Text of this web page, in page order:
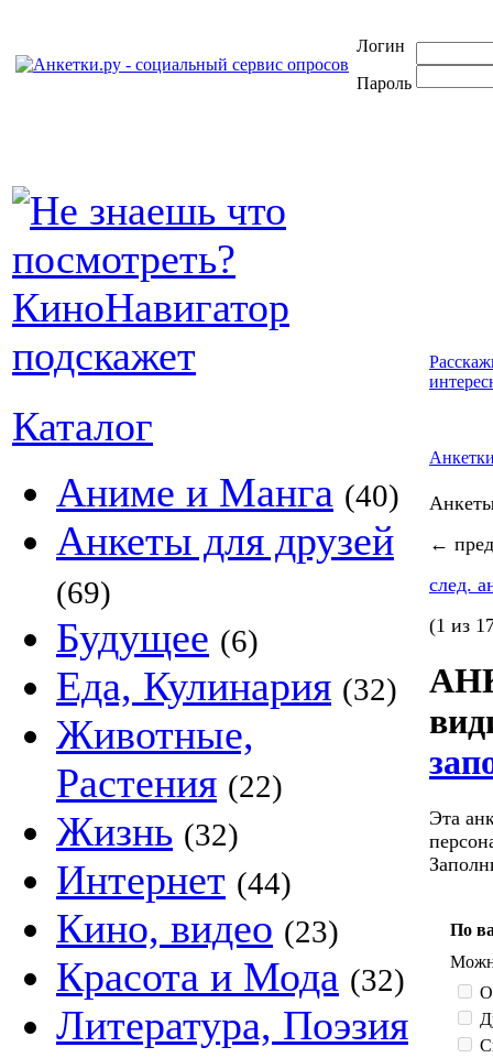
Логин
Пароль
Каталог
Аниме и Манга (40)
Анкеты для друзей
(69)
Будущее (6)
Еда, Кулинария (32)
Животные,
Растения (22)
Жизнь (32)
Интернет (44)
Кино, видео (23)
Красота и Мода (32)
Литература, Поэзия
←
след.
(1 из
Эта
По